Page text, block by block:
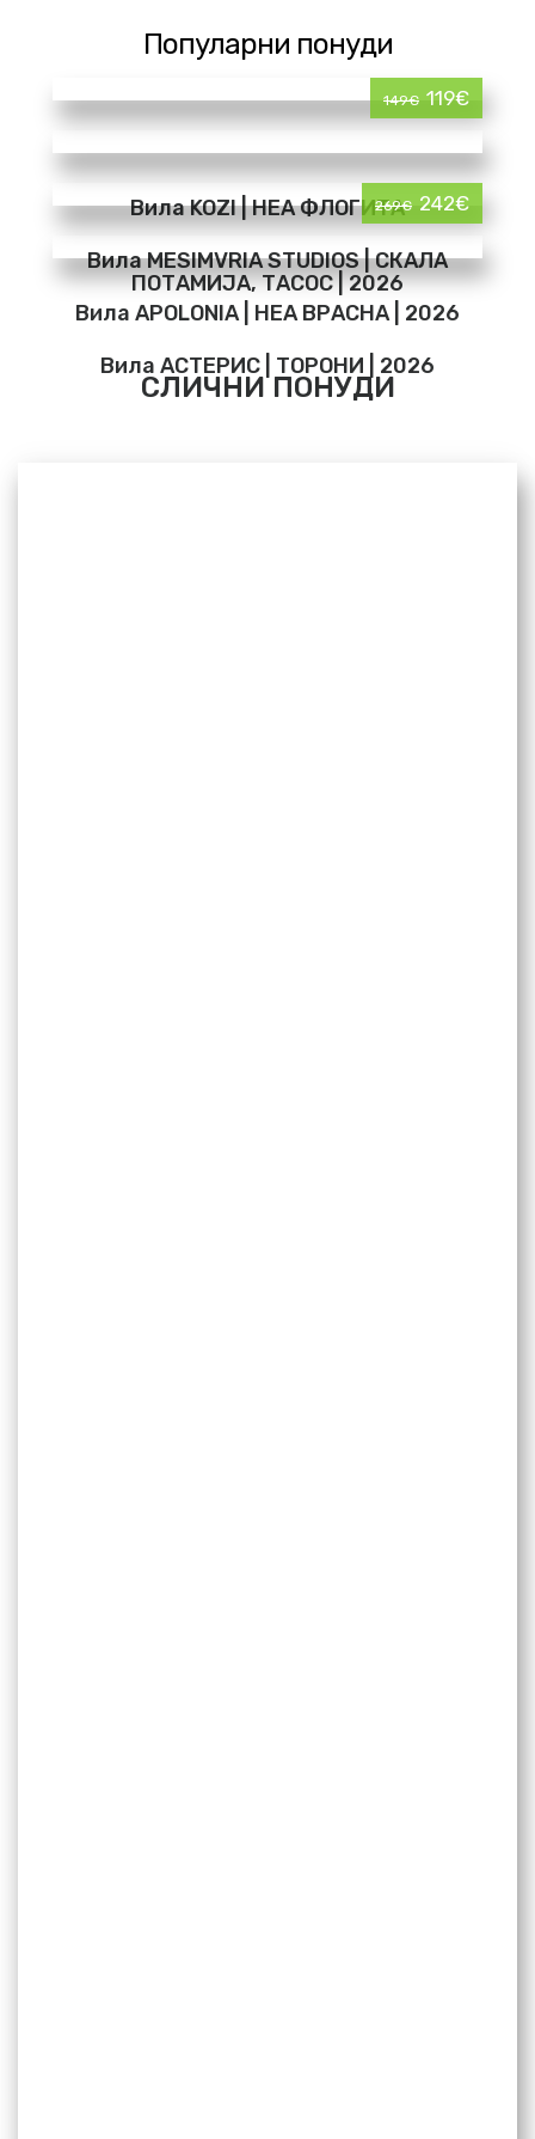
Популарни понуди
149€ 119€
Вила KOZI | НЕА ФЛОГИТА
Вила MESIMVRIA STUDIOS | СКАЛА
ПОТАМИЈА, ТАСОС | 2026
269€ 242€
Вила APOLONIA | НЕА ВРАСНА | 2026
Вила АСТЕРИС | ТОРОНИ | 2026
СЛИЧНИ ПОНУДИ